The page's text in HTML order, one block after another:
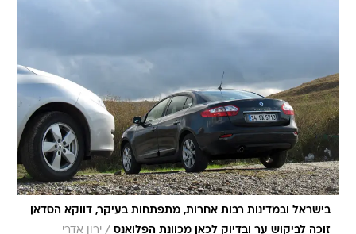
בישראל ובמדינות רבות אחרות, מתפתחות בעיקר, דווקא הסדאן
זוכה לביקוש ער ובדיוק לכאן מכוונת הפלואנס / ירון אדרי